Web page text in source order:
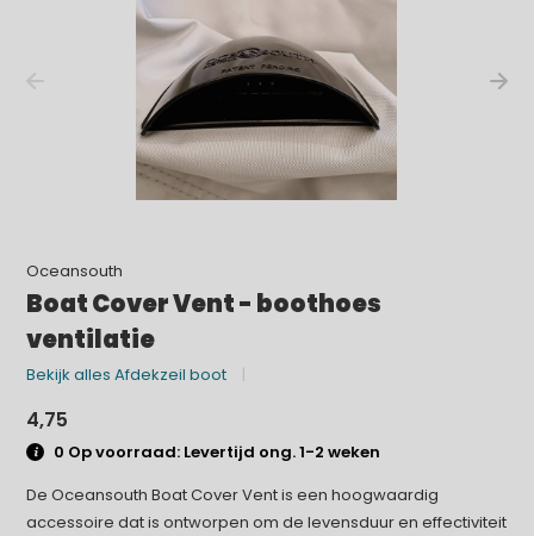
Oceansouth
Boat Cover Vent - boothoes
ventilatie
Bekijk alles Afdekzeil boot
4,75
0 Op voorraad: Levertijd ong. 1-2 weken
De Oceansouth Boat Cover Vent is een hoogwaardig
accessoire dat is ontworpen om de levensduur en effectiviteit